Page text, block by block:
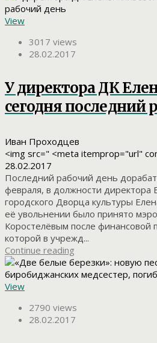
View
3017 views
28.02.2017
У директора ДК
сегодня последний
Иван Проходцев
<img src=" <meta itemprop="url"
28.02.2017
Последний рабочий день
февраля, в должности директора
городского Дворца культуры
её увольнении было принято
Коростелёвым после финансовой
которой в учрежд...
Continue reading
View
2790 views
28.02.2017